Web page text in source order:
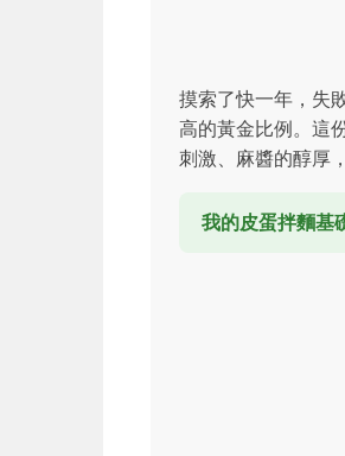
摸索了快一年，失
高的黃金比例。這
刺激、麻醬的醇厚
我的皮蛋拌麵基